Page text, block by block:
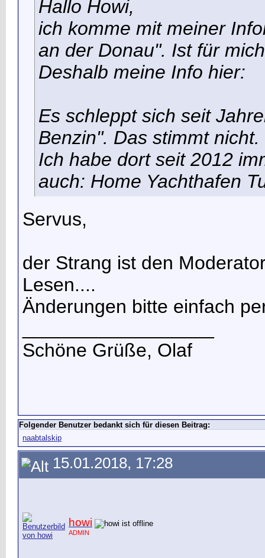
Hallo Howi,
ich komme mit meiner
an der Donau". Ist für
Deshalb meine Info hier:
Es schleppt sich seit
Benzin". Das stimmt
Ich habe dort seit 2012
auch: Home Yachthafen
Servus,
der Strang ist den
Lesen....
Änderungen bitte einfach
Schöne Grüße, Olaf
Folgender Benutzer bedankt sich für diesen Beitrag:
naabtalskip
15.01.2018, 17:28
howi
ADMIN